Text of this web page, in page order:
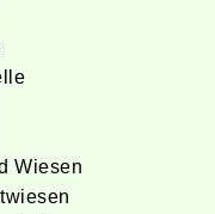
Wiesen